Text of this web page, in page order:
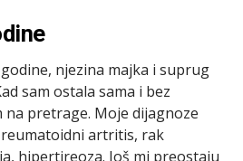
njezina majka i suprug
sam ostala sama i bez
na pretrage. Moje dijagnoze
artritis, rak
hipertireoza. Još mi preostaju